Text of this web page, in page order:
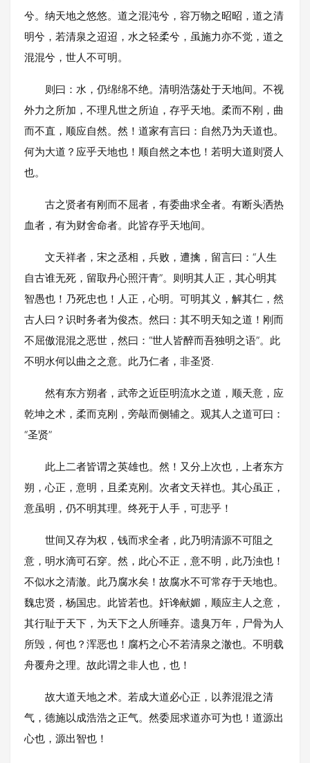
兮。纳天地之悠悠。道之混沌兮，容万物之昭昭，道之清
明兮，若清泉之迢迢，水之轻柔兮，虽施力亦不觉，道之
混混兮，世人不可明。
则曰：水，仍绵绵不绝。清明浩荡处于天地间。不视
外力之所加，不理凡世之所迫，存乎天地。柔而不刚，曲
而不直，顺应自然。然！道家有言曰：自然乃为天道也。
何为大道？应乎天地也！顺自然之本也！若明大道则贤人
也。
古之贤者有刚而不屈者，有委曲求全者。有断头洒热
血者，有为财舍命者。此皆存乎天地间。
文天祥者，宋之丞相，兵败，遭擒，留言曰：“人生
自古谁无死，留取丹心照汗青”。则明其人正，其心明其
智愚也！乃死忠也！人正，心明。可明其义，解其仁，然
古人曰？识时务者为俊杰。然曰：其不明天知之道！刚而
不屈傲混混之恶世，然曰：“世人皆醉而吾独明之语”。此
不明水何以曲之之意。此乃仁者，非圣贤.
然有东方朔者，武帝之近臣明流水之道，顺天意，应
乾坤之术，柔而克刚，旁敲而侧辅之。观其人之道可曰：
“圣贤”
此上二者皆谓之英雄也。然！又分上次也，上者东方
朔，心正，意明，且柔克刚。次者文天祥也。其心虽正，
意虽明，仍不明其理。终死于人手，可悲乎！
世间又存为权，钱而求全者，此乃明清源不可阻之
意，明水滴可石穿。然，此心不正，意不明，此乃浊也！
不似水之清澈。此乃腐水矣！故腐水不可常存于天地也。
魏忠贤，杨国忠。此皆若也。奸谗献媚，顺应主人之意，
其行耻于天下，为天下之人所唾弃。遗臭万年，尸骨为人
所毁，何也？浑恶也！腐朽之心不若清泉之澈也。不明载
舟覆舟之理。故此谓之非人也，也！
故大道天地之术。若成大道必心正，以养混混之清
气，德施以成浩浩之正气。然委屈求道亦可为也！道源出
心也，源出智也！